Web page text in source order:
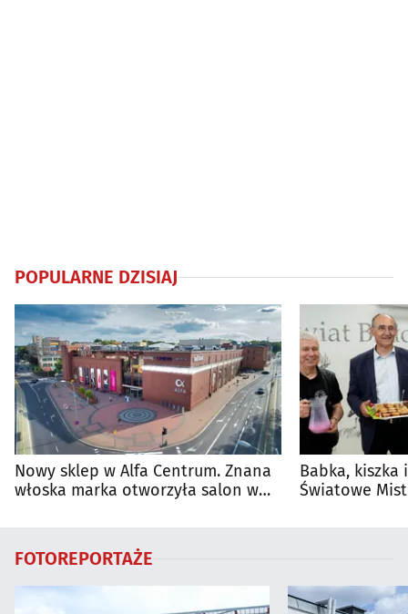
POPULARNE DZISIAJ
Nowy sklep w Alfa Centrum. Znana
włoska marka otworzyła salon w
Babka, kiszka
Światowe
FOTOREPORTAŻE